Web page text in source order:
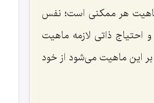
هر ممكنى است؛ نفس
ذاتى لازمه ماهیت
این ماهیت مى‌شود از خود